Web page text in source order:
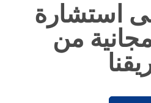
استشارة
من